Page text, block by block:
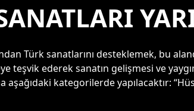
Türk sanatlarını desteklemek, bu
teşvik ederek sanatın gelişmesi ve
aşağıdaki kategorilerde yapılacaktır: